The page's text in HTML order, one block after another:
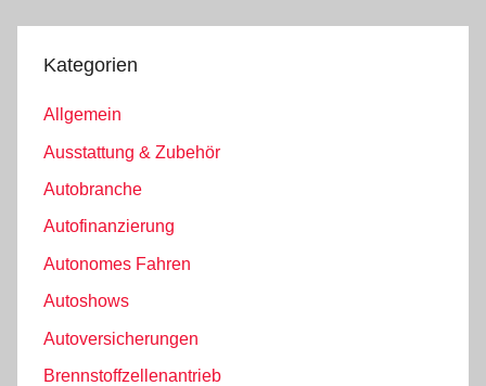
Kategorien
Allgemein
Ausstattung & Zubehör
Autobranche
Autofinanzierung
Autonomes Fahren
Autoshows
Autoversicherungen
Brennstoffzellenantrieb